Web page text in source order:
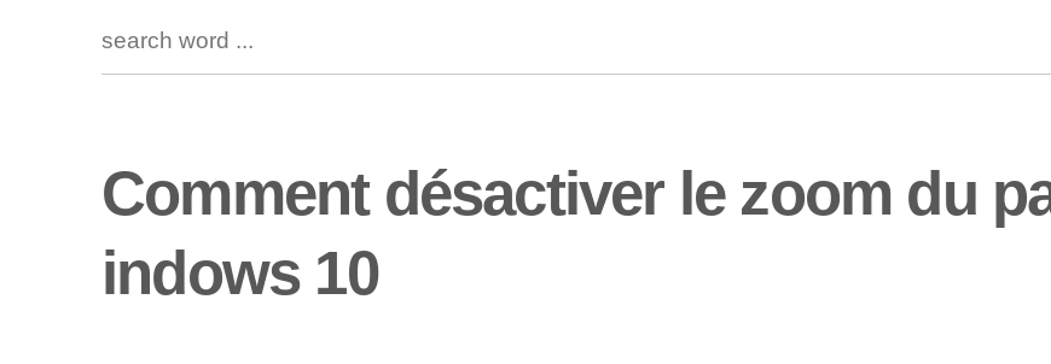
Comment désactiver le zoom du
indows 10